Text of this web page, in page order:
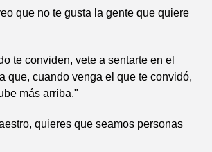
que no te gusta la gente que quiere
te conviden, vete a sentarte en el
que, cuando venga el que te convidó,
más arriba."
quieres que seamos personas